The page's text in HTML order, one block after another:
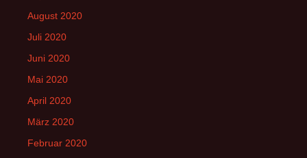
August 2020
Juli 2020
Juni 2020
Mai 2020
April 2020
März 2020
Februar 2020